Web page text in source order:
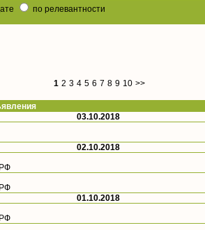
по релевантности
1 2 3 4 5 6 7 8 9 10 >>
03.10.2018
02.10.2018
01.10.2018